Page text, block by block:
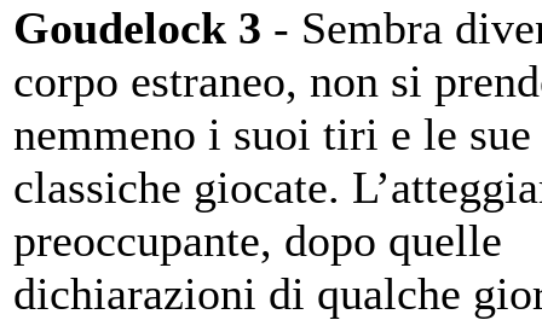
Goudelock 3 - Sembra
corpo estraneo, non si
nemmeno i suoi tiri e le sue
classiche giocate.
preoccupante, dopo quelle
dichiarazioni di qualche